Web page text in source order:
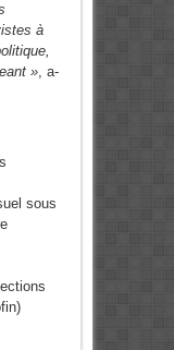
à
», a-
sous